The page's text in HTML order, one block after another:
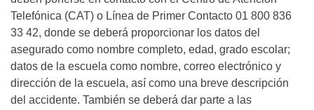
Telefónica (CAT) o Línea de Primer Contacto 01 800 836
33 42, donde se deberá proporcionar los datos del
asegurado como nombre completo, edad, grado escolar;
datos de la escuela como nombre, correo electrónico y
dirección de la escuela, así como una breve descripción
del accidente. También se deberá dar parte a las